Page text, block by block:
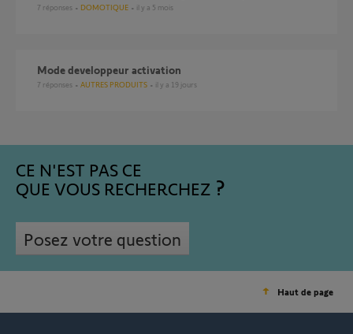
7 réponses DOMOTIQUE il y a 5 mois
mode developpeur activation
7 réponses AUTRES PRODUITS il y a 19 jours
CE N'EST PAS CE
QUE VOUS RECHERCHEZ
Posez votre question
Haut de page